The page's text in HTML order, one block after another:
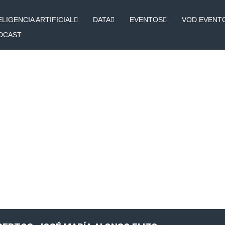
ARTIFICIAL DATA EVENTOS VOD